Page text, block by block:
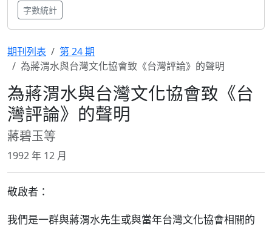
字數統計
期刊列表
第 24 期
為蔣渭水與台灣文化協會致《台灣評論》的聲明
為蔣渭水與台灣文化協會致《台
灣評論》的聲明
蔣碧玉等
1992 年 12 月
敬啟者：
我們是一群與蔣渭水先生或與當年台灣文化協會相關的